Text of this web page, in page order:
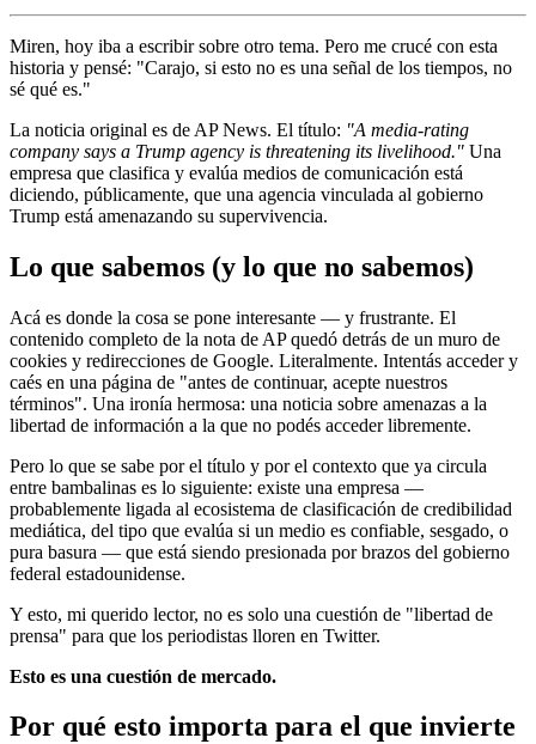
Miren, hoy iba a escribir sobre otro tema. Pero me crucé con esta
historia y pensé: "Carajo, si esto no es una señal de los tiempos, no
sé qué es."
La noticia original es de AP News. El título: "A media-rating
company says a Trump agency is threatening its livelihood." Una
empresa que clasifica y evalúa medios de comunicación está
diciendo, públicamente, que una agencia vinculada al gobierno
Trump está amenazando su supervivencia.
Lo que sabemos (y lo que no sabemos)
Acá es donde la cosa se pone interesante — y frustrante. El
contenido completo de la nota de AP quedó detrás de un muro de
cookies y redirecciones de Google. Literalmente. Intentás acceder y
caés en una página de "antes de continuar, acepte nuestros
términos". Una ironía hermosa: una noticia sobre amenazas a la
libertad de información a la que no podés acceder libremente.
Pero lo que se sabe por el título y por el contexto que ya circula
entre bambalinas es lo siguiente: existe una empresa —
probablemente ligada al ecosistema de clasificación de credibilidad
mediática, del tipo que evalúa si un medio es confiable, sesgado, o
pura basura — que está siendo presionada por brazos del gobierno
federal estadounidense.
Y esto, mi querido lector, no es solo una cuestión de "libertad de
prensa" para que los periodistas lloren en Twitter.
Esto es una cuestión de mercado.
Por qué esto importa para el que invierte